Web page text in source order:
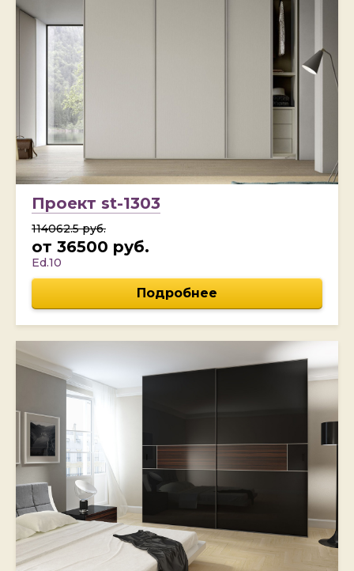
Проект st-1303
114062.5 руб.
от 36500 руб.
Ed.10
Подробнее